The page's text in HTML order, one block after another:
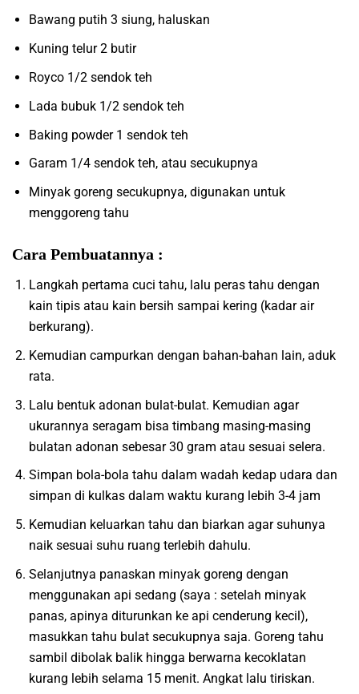
Bawang putih 3 siung, haluskan
Kuning telur 2 butir
Royco 1/2 sendok teh
Lada bubuk 1/2 sendok teh
Baking powder 1 sendok teh
Garam 1/4 sendok teh, atau secukupnya
Minyak goreng secukupnya, digunakan untuk
menggoreng tahu
Cara Pembuatannya :
Langkah pertama cuci tahu, lalu peras tahu dengan
kain tipis atau kain bersih sampai kering (kadar air
berkurang).
Kemudian campurkan dengan bahan-bahan lain, aduk
rata.
Lalu bentuk adonan bulat-bulat. Kemudian agar
ukurannya seragam bisa timbang masing-masing
bulatan adonan sebesar 30 gram atau sesuai selera.
Simpan bola-bola tahu dalam wadah kedap udara dan
simpan di kulkas dalam waktu kurang lebih 3-4 jam
Kemudian keluarkan tahu dan biarkan agar suhunya
naik sesuai suhu ruang terlebih dahulu.
Selanjutnya panaskan minyak goreng dengan
menggunakan api sedang (saya : setelah minyak
panas, apinya diturunkan ke api cenderung kecil),
masukkan tahu bulat secukupnya saja. Goreng tahu
sambil dibolak balik hingga berwarna kecoklatan
kurang lebih selama 15 menit. Angkat lalu tiriskan.